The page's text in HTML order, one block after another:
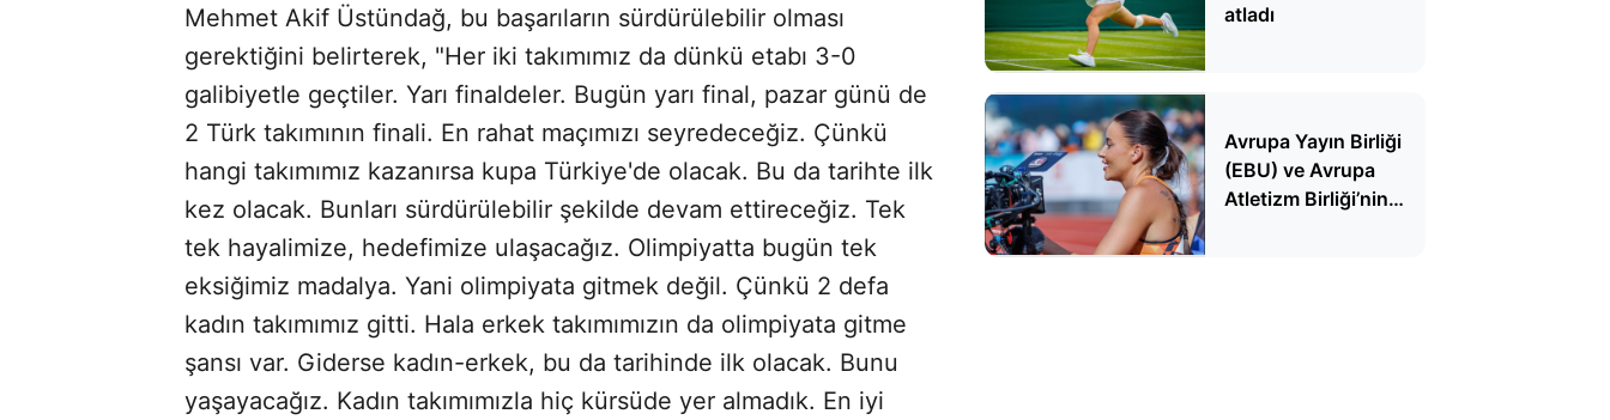
Mehmet Akif Üstündağ, bu başarıların sürdürülebilir olması
gerektiğini belirterek, "Her iki takımımız da dünkü etabı 3-0
galibiyetle geçtiler. Yarı finaldeler. Bugün yarı final, pazar günü de
2 Türk takımının finali. En rahat maçımızı seyredeceğiz. Çünkü
hangi takımımız kazanırsa kupa Türkiye'de olacak. Bu da tarihte ilk
kez olacak. Bunları sürdürülebilir şekilde devam ettireceğiz. Tek
tek hayalimize, hedefimize ulaşacağız. Olimpiyatta bugün tek
eksiğimiz madalya. Yani olimpiyata gitmek değil. Çünkü 2 defa
kadın takımımız gitti. Hala erkek takımımızın da olimpiyata gitme
şansı var. Giderse kadın-erkek, bu da tarihinde ilk olacak. Bunu
yaşayacağız. Kadın takımımızla hiç kürsüde yer almadık. En iyi
atladı
Avrupa Yayın Birliği
(EBU) ve Avrupa
Atletizm Birliği’nin